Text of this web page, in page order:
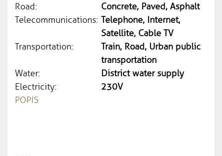
Road:
Concrete, Paved, Asphalt
Telecommunications: Telephone, Internet,
Satellite, Cable TV
Transportation:
Train, Road, Urban public
transportation
Water:
District water supply
Electricity:
230V
POPIS